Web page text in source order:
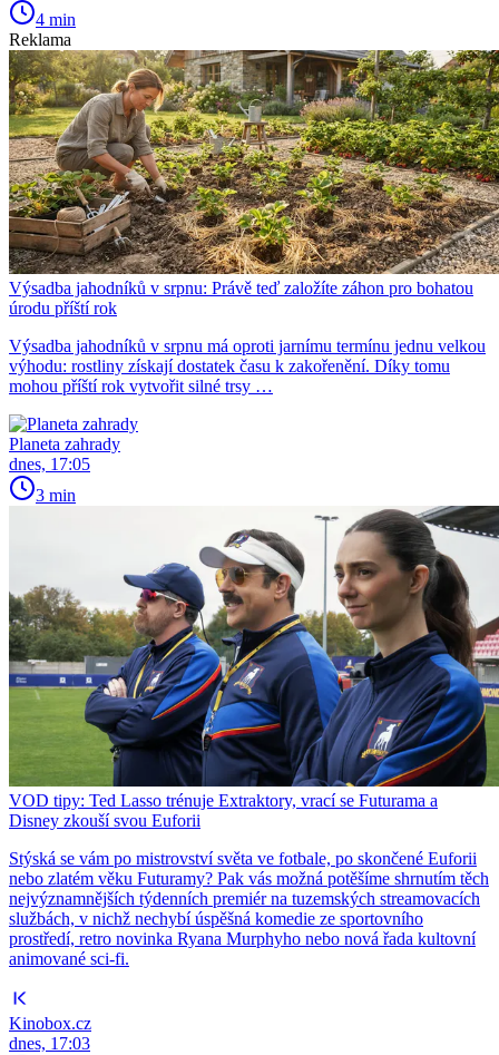
4 min
Reklama
Výsadba jahodníků v srpnu: Právě teď založíte záhon pro bohatou
úrodu příští rok
Výsadba jahodníků v srpnu má oproti jarnímu termínu jednu velkou
výhodu: rostliny získají dostatek času k zakořenění. Díky tomu
mohou příští rok vytvořit silné trsy …
Planeta zahrady
dnes, 17:05
3 min
VOD tipy: Ted Lasso trénuje Extraktory, vrací se Futurama a
Disney zkouší svou Euforii
Stýská se vám po mistrovství světa ve fotbale, po skončené Euforii
nebo zlatém věku Futuramy? Pak vás možná potěšíme shrnutím těch
nejvýznamnějších týdenních premiér na tuzemských streamovacích
službách, v nichž nechybí úspěšná komedie ze sportovního
prostředí, retro novinka Ryana Murphyho nebo nová řada kultovní
animované sci-fi.
Kinobox.cz
dnes, 17:03